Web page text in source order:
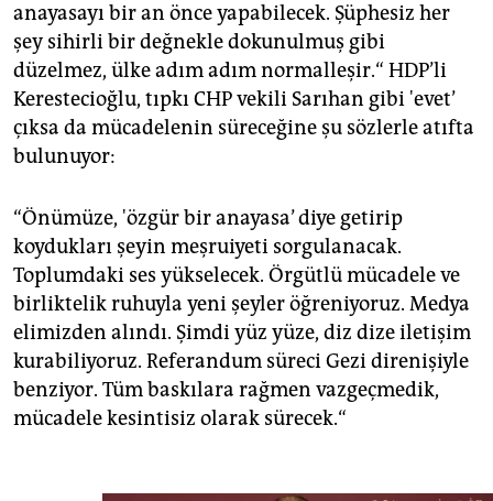
anayasayı bir an önce yapabilecek. Şüphesiz her
şey sihirli bir değnekle dokunulmuş gibi
düzelmez, ülke adım adım normalleşir.“ HDP’li
Kerestecioğlu, tıpkı CHP vekili Sarıhan gibi 'evet’
çıksa da mücadelenin süreceğine şu sözlerle atıfta
bulunuyor:
“Önümüze, 'özgür bir anayasa’ diye getirip
koydukları şeyin meşruiyeti sorgulanacak.
Toplumdaki ses yükselecek. Örgütlü mücadele ve
birliktelik ruhuyla yeni şeyler öğreniyoruz. Medya
elimizden alındı. Şimdi yüz yüze, diz dize iletişim
kurabiliyoruz. Referandum süreci Gezi direnişiyle
benziyor. Tüm baskılara rağmen vazgeçmedik,
mücadele kesintisiz olarak sürecek.“